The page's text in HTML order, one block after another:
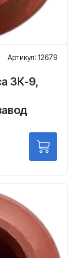
Артикул: 12679
3К-9,